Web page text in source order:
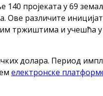
пројеката у 69
различите
тржиштима и учешћа
долара. Период
електронске